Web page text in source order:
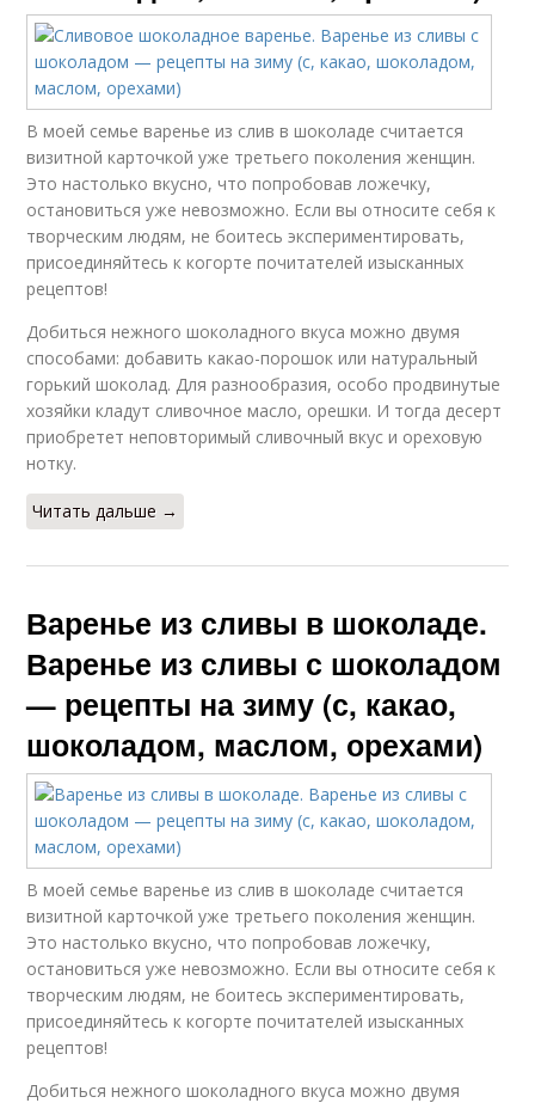
В моей семье варенье из слив в шоколаде считается
визитной карточкой уже третьего поколения женщин.
Это настолько вкусно, что попробовав ложечку,
остановиться уже невозможно. Если вы относите себя к
творческим людям, не боитесь экспериментировать,
присоединяйтесь к когорте почитателей изысканных
рецептов!
Добиться нежного шоколадного вкуса можно двумя
способами: добавить какао-порошок или натуральный
горький шоколад. Для разнообразия, особо продвинутые
хозяйки кладут сливочное масло, орешки. И тогда десерт
приобретет неповторимый сливочный вкус и ореховую
нотку.
Читать дальше →
Варенье из сливы в шоколаде.
Варенье из сливы с шоколадом
— рецепты на зиму (с, какао,
шоколадом, маслом, орехами)
В моей семье варенье из слив в шоколаде считается
визитной карточкой уже третьего поколения женщин.
Это настолько вкусно, что попробовав ложечку,
остановиться уже невозможно. Если вы относите себя к
творческим людям, не боитесь экспериментировать,
присоединяйтесь к когорте почитателей изысканных
рецептов!
Добиться нежного шоколадного вкуса можно двумя